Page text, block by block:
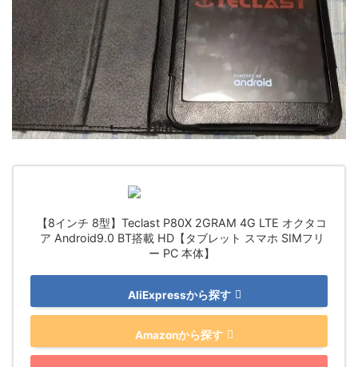
【8インチ 8型】Teclast P80X 2GRAM 4G LTE オクタコ
ア Android9.0 BT搭載 HD【タブレット スマホ SIMフリ
ー PC 本体】
AliExpressから探す
Amazonから探す